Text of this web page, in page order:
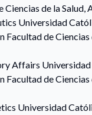
Ciencias de la Salud,
Universidad
Facultad de Ciencias
Affairs
Facultad de Ciencias
Universidad